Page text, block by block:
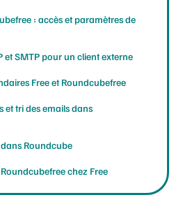
: accès et paramètres de
et SMTP pour un client externe
Free et Roundcubefree
et tri des emails dans
Roundcube
chez Free